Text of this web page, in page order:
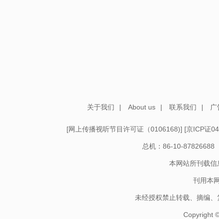
关于我们 | About us | 联系我们 |
[网上传播视听节目许可证（0106168)] [京ICP证
总机：86-10-87826688
本网站所刊载
刊用本
未经授权禁止转载、摘编
Copyright